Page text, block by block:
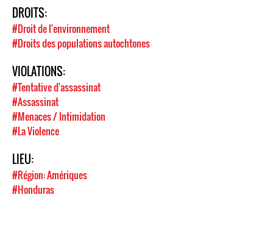
DROITS:
#Droit de l'environnement
#Droits des populations autochtones
VIOLATIONS:
#Tentative d'assassinat
#Assassinat
#Menaces / Intimidation
#La Violence
LIEU:
#Région: Amériques
#Honduras